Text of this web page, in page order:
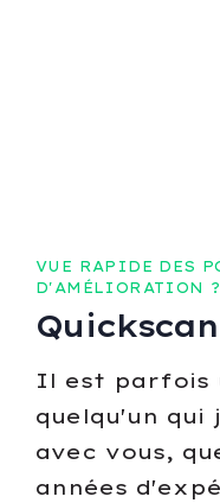
VUE RAPIDE DES
D'AMÉLIORATION ?
Il est parfois
quelqu'un
avec vous,
années